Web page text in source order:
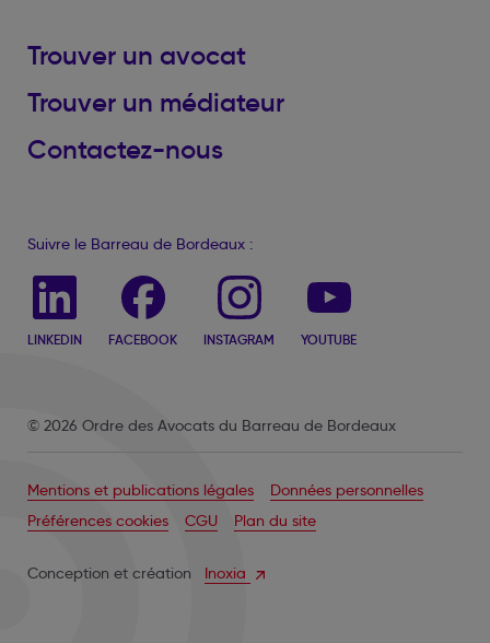
Trouver un avocat
Trouver un médiateur
Contactez-nous
Suivre le Barreau de Bordeaux :
LINKEDIN FACEBOOK INSTAGRAM YOUTUBE
© 2026 Ordre des Avocats du Barreau de Bordeaux
Mentions et publications légales
Données personnelles
Préférences cookies
CGU Plan du site
Conception et création Inoxia